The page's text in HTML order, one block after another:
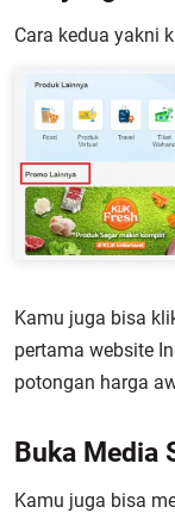
Cara kedua yakni
Kamu juga bisa
pertama website
potongan harga
Buka Media
Kamu juga bisa